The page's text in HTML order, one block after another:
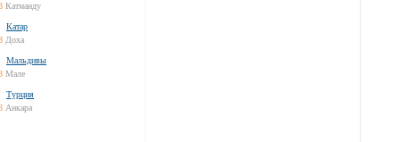
Катманду
Катар
Доха
Мальдивы
Мале
Турция
Анкара